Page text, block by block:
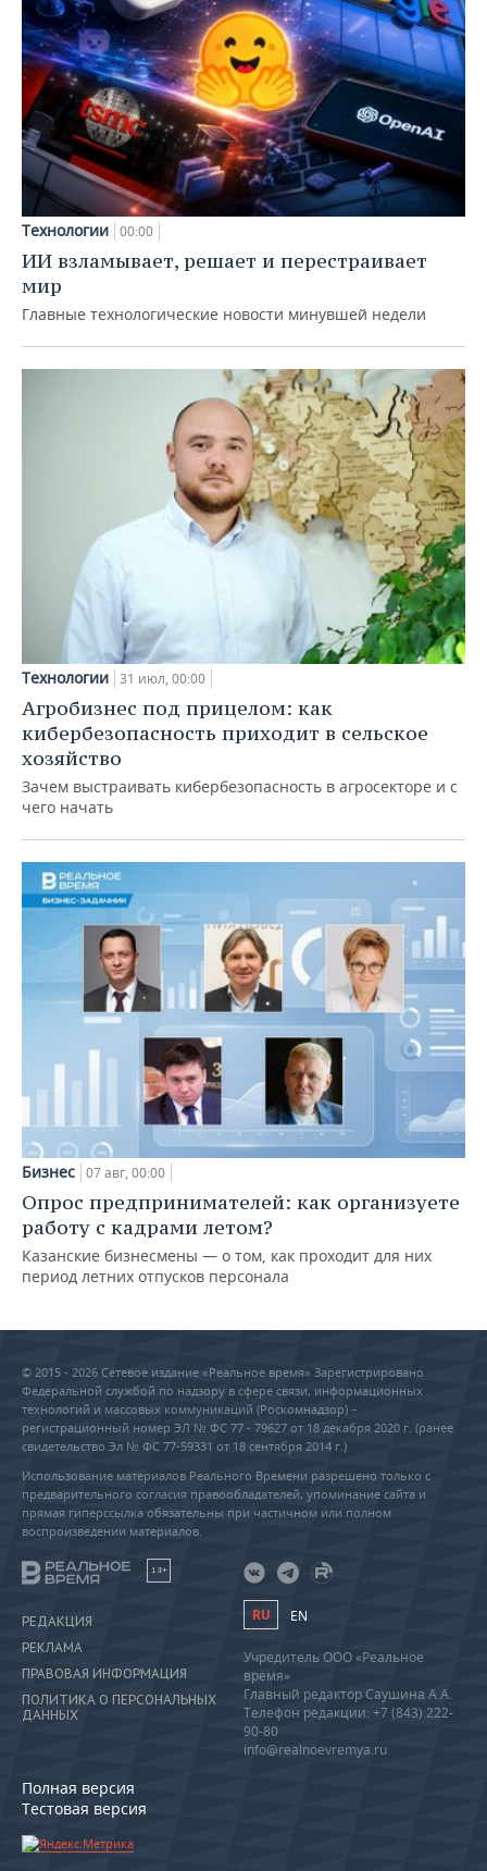
Технологии 00:00
ИИ взламывает, решает и перестраивает
мир
Главные технологические новости минувшей недели
Технологии 31 июл, 00:00
Агробизнес под прицелом: как
кибербезопасность приходит в сельское
хозяйство
Зачем выстраивать кибербезопасность в агросекторе и с
чего начать
Бизнес 07 авг, 00:00
Опрос предпринимателей: как организуете
работу с кадрами летом?
Казанские бизнесмены — о том, как проходит для них
период летних отпусков персонала
© 2015 - 2026 Сетевое издание «Реальное время» Зарегистрировано
Федеральной службой по надзору в сфере связи, информационных
технологий и массовых коммуникаций (Роскомнадзор) –
регистрационный номер ЭЛ № ФС 77 - 79627 от 18 декабря 2020 г. (ранее
свидетельство Эл № ФС 77-59331 от 18 сентября 2014 г.)
Использование материалов Реального Времени разрешено только с
предварительного согласия правообладателей, упоминание сайта и
прямая гиперссылка обязательны при частичном или полном
воспроизведении материалов.
18+
РЕДАКЦИЯ
РЕКЛАМА
ПРАВОВАЯ ИНФОРМАЦИЯ
ПОЛИТИКА О ПЕРСОНАЛЬНЫХ
ДАННЫХ
Полная версия
Тестовая версия
RU EN
Учредитель ООО «Реальное
время»
Главный редактор Саушина А.А.
Телефон редакции: +7 (843) 222-
90-80
info@realnoevremya.ru